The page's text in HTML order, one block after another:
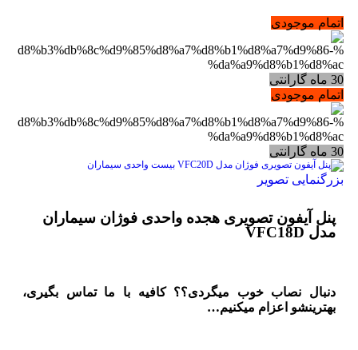
اتمام موجودی
30 ماه گارانتی
اتمام موجودی
30 ماه گارانتی
بزرگنمایی تصویر
پنل آیفون تصویری هجده واحدی فوژان سیماران
مدل VFC18D
دنبال نصاب خوب میگردی؟؟ کافیه با ما تماس بگیری،
بهترینشو اعزام میکنیم…